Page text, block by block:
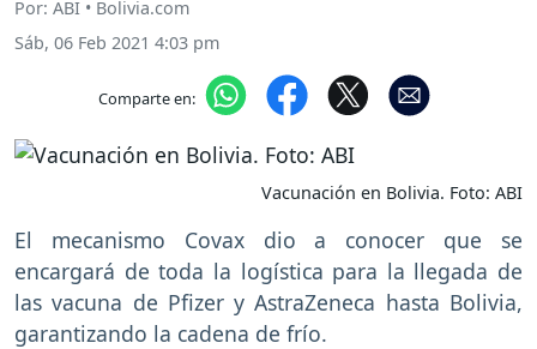
Por: ABI • Bolivia.com
Sáb, 06 Feb 2021 4:03 pm
Comparte en:
Vacunación en Bolivia. Foto: ABI
El mecanismo Covax dio a conocer que se
encargará de toda la logística para la llegada de
las vacuna de Pfizer y AstraZeneca hasta Bolivia,
garantizando la cadena de frío.